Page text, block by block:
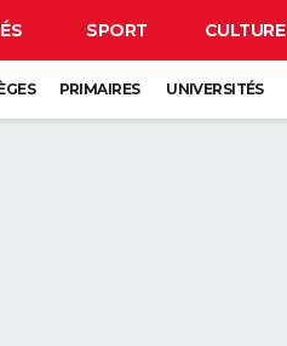
SPORT CULTURE
PRIMAIRES UNIVERSITÉS